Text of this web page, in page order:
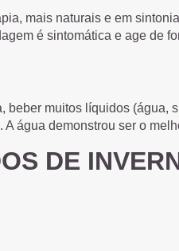
mais naturais e em
é sintomática e age de
beber muitos líquidos
A água demonstrou ser o
DE